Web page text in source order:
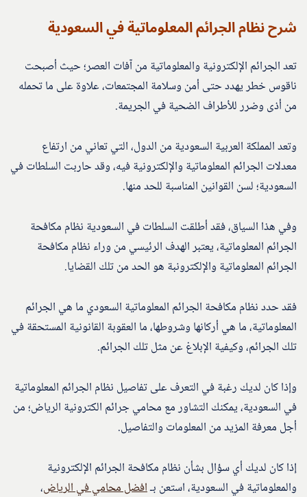
شرح نظام الجرائم المعلوماتية في السعودية
تعد الجرائم الإلكترونية والمعلوماتية من آفات العصر؛ حيث أصبحت
ناقوس خطر يهدد حتى أمن وسلامة المجتمعات، علاوة على ما تحمله
من أذى وضرر للأطراف الضحية في الجريمة.
وتعد المملكة العربية السعودية من الدول، التي تعاني من ارتفاع
معدلات الجرائم المعلوماتية والإلكترونية فيه، وقد حاربت السلطات في
السعودية؛ لسن القوانين المناسبة للحد منها.
وفي هذا السياق، فقد أطلقت السلطات في السعودية نظام مكافحة
الجرائم المعلوماتية، يعتبر الهدف الرئيسي من وراء نظام مكافحة
الجرائم المعلوماتية والإلكترونبة هو الحد من تلك القضايا.
فقد حدد نظام مكافحة الجرائم المعلوماتية السعودي ما هي الجرائم
المعلوماتية، ما هي أركانها وشروطها، ما العقوبة القانونية المستحقة في
تلك الجرائم، وكيفية الإبلاغ عن مثل تلك الجرائم.
وإذا كان لديك رغبة في التعرف على تفاصيل نظام الجرائم المعلوماتية
في السعودية، يمكنك التشاور مع محامي جرائم الكترونية الرياض؛ من
أجل معرفة المزيد من المعلومات والتفاصيل.
إذا كان لديك أي سؤال بشأن نظام مكافحة الجرائم الإلكترونية
والمعلوماتية في السعودية، استعن بـافضل محامي في الرياض،